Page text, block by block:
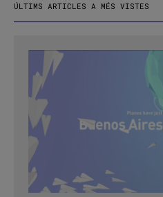
ÚLTIMS ARTICLES A MÉS VISTES